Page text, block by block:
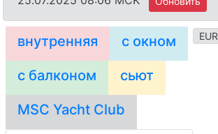
EUR
внутренняя с окном
с балконом сьют
MSC Yacht Club